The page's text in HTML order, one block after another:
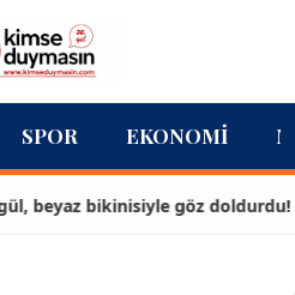
SPOR EKONOMI
bikinisiyle göz doldurdu!